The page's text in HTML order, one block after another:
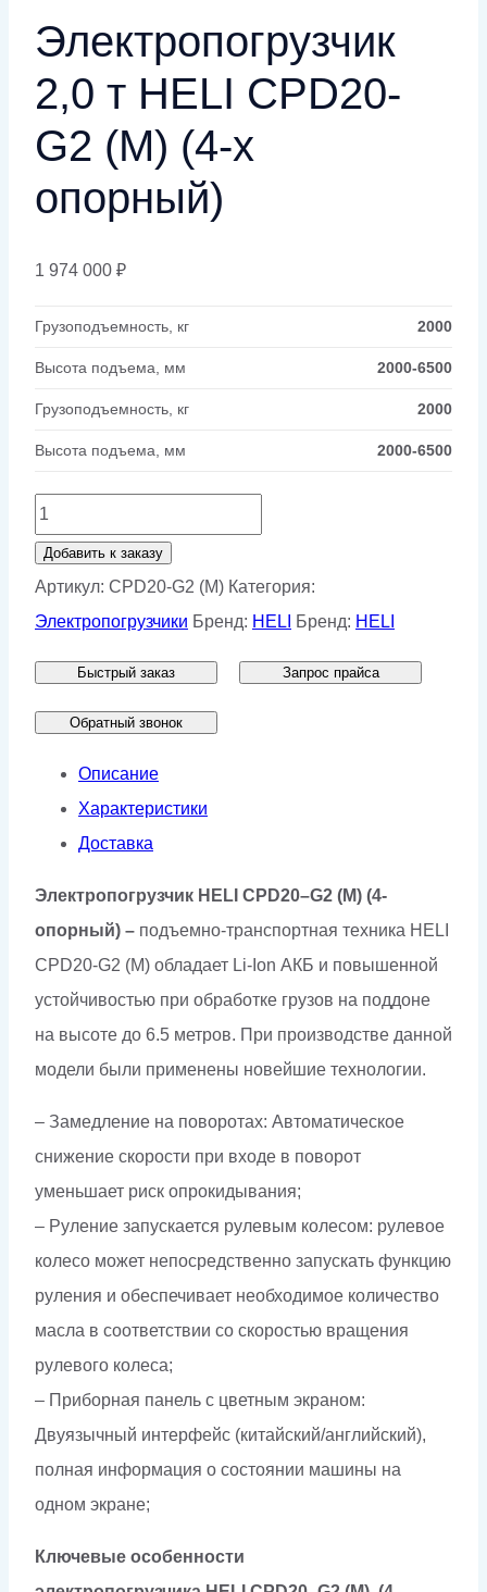
Электропогрузчик
2,0 т HELI CPD20-
G2 (M) (4-х
опорный)
1 974 000 ₽
Грузоподъемность, кг 2000
Высота подъема, мм 2000-6500
Грузоподъемность, кг 2000
Высота подъема, мм 2000-6500
Количество
товара
Электропогрузчик
2,0
HELI
CPD20-
опорный)
Добавить к заказу
Артикул: CPD20-G2 (M) Категория:
Электропогрузчики Бренд: HELI Бренд: HELI
Быстрый заказ Запрос прайса
Обратный звонок
Описание
Характеристики
Доставка
Электропогрузчик HELI CPD20–G2 (M) (4-
опорный) – подъемно-транспортная техника HELI
CPD20-G2 (M) обладает Li-Ion АКБ и повышенной
устойчивостью при обработке грузов на поддоне
на высоте до 6.5 метров. При производстве данной
модели были применены новейшие технологии.
– Замедление на поворотах: Автоматическое
снижение скорости при входе в поворот
уменьшает риск опрокидывания;
– Руление запускается рулевым колесом: рулевое
колесо может непосредственно запускать функцию
руления и обеспечивает необходимое количество
масла в соответствии со скоростью вращения
рулевого колеса;
– Приборная панель с цветным экраном:
Двуязычный интерфейс (китайский/английский),
полная информация о состоянии машины на
одном экране;
Ключевые особенности